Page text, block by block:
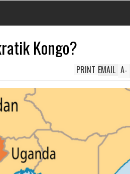
Kongo?
A-
EMAIL
PRINT